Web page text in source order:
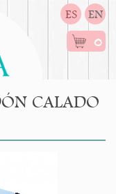
ES EN
0
CALADO